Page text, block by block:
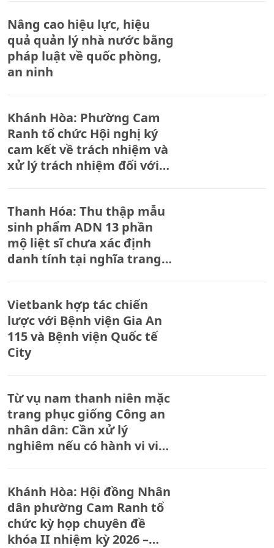
Nâng cao hiệu lực, hiệu
quả quản lý nhà nước bằng
pháp luật về quốc phòng,
an ninh
Khánh Hòa: Phường Cam
Ranh tổ chức Hội nghị ký
cam kết về trách nhiệm và
xử lý trách nhiệm đối với
quan, đơn vị
Thanh Hóa: Thu thập mẫu
sinh phẩm ADN 13 phần
mộ liệt sĩ chưa xác định
danh tính tại nghĩa trang
Vietbank hợp tác chiến
lược với Bệnh viện Gia An
115 và Bệnh viện Quốc tế
City
Từ vụ nam thanh niên mặc
trang phục giống Công an
nhân dân: Cần xử lý
nghiêm nếu có hành vi vi
Khánh Hòa: Hội đồng Nhân
dân phường Cam Ranh tổ
chức kỳ họp chuyên đề
khóa II nhiệm kỳ 2026 –